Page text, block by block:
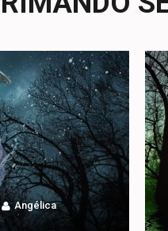
Angélica